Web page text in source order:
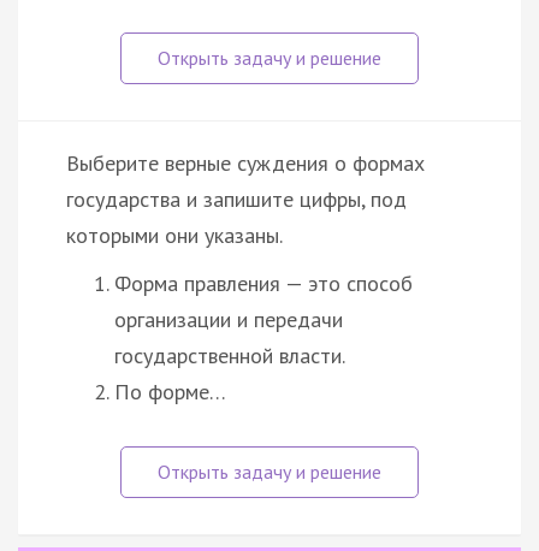
Выберите верные суждения о формах
государства и запишите цифры, под
которыми они указаны.
Форма правления — это способ
организации и передачи
государственной власти.
По форме…